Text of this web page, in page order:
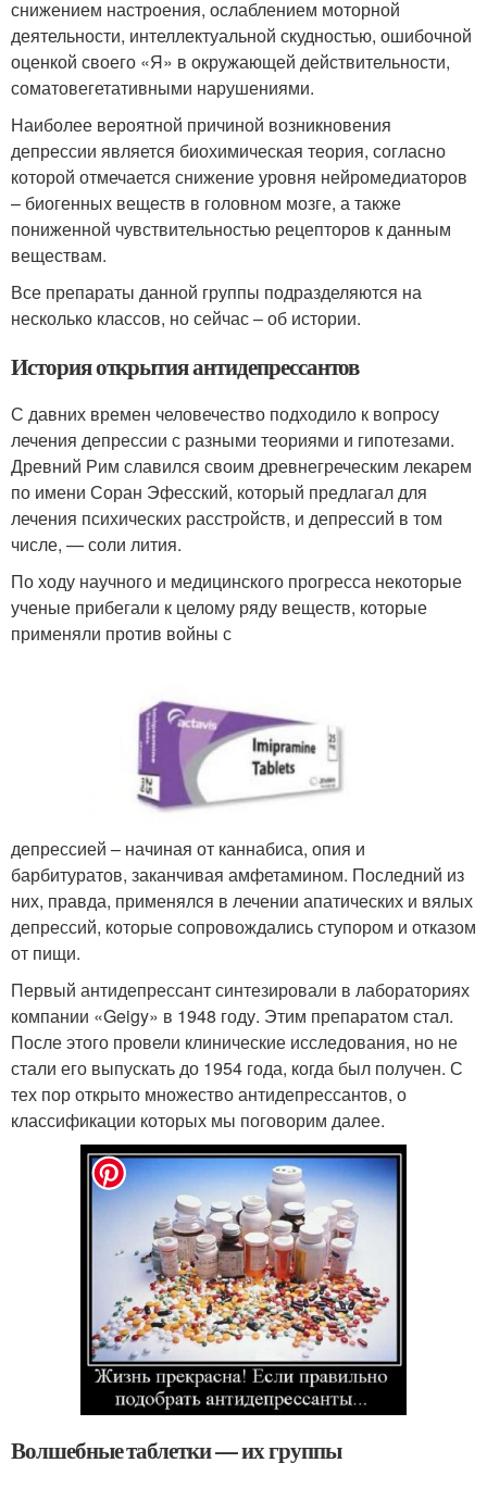
снижением настроения, ослаблением моторной
деятельности, интеллектуальной скудностью, ошибочной
оценкой своего «Я» в окружающей действительности,
соматовегетативными нарушениями.
Наиболее вероятной причиной возникновения
депрессии является биохимическая теория, согласно
которой отмечается снижение уровня нейромедиаторов
– биогенных веществ в головном мозге, а также
пониженной чувствительностью рецепторов к данным
веществам.
Все препараты данной группы подразделяются на
несколько классов, но сейчас – об истории.
История открытия антидепрессантов
С давних времен человечество подходило к вопросу
лечения депрессии с разными теориями и гипотезами.
Древний Рим славился своим древнегреческим лекарем
по имени Соран Эфесский, который предлагал для
лечения психических расстройств, и депрессий в том
числе, — соли лития.
По ходу научного и медицинского прогресса некоторые
ученые прибегали к целому ряду веществ, которые
применяли против войны с
депрессией – начиная от каннабиса, опия и
барбитуратов, заканчивая амфетамином. Последний из
них, правда, применялся в лечении апатических и вялых
депрессий, которые сопровождались ступором и отказом
от пищи.
Первый антидепрессант синтезировали в лабораториях
компании «Geigy» в 1948 году. Этим препаратом стал.
После этого провели клинические исследования, но не
стали его выпускать до 1954 года, когда был получен. С
тех пор открыто множество антидепрессантов, о
классификации которых мы поговорим далее.
Волшебные таблетки — их группы